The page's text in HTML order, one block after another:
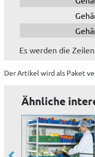
Es werden die
Der Artikel wirdals Paket
Ähnliche